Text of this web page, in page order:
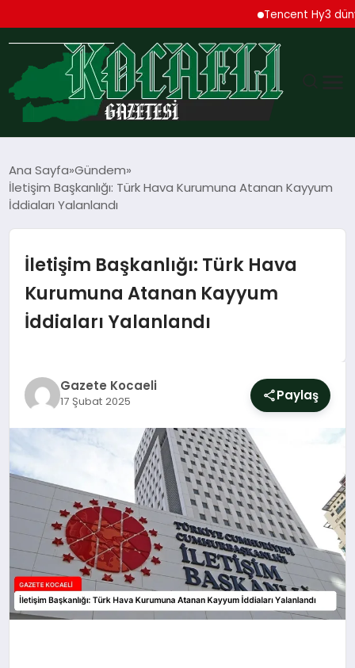
Tencent Hy3 dünya
TEKNOLOJI
MAGAZIN
YAŞAM
SAĞLIK
EĞITIM
Ana Sayfa Gündem
İletişim Başkanlığı: Türk Hava Kurumuna Atanan Kayyum
İddiaları Yalanlandı
İletişim Başkanlığı: Türk Hava
Kurumuna Atanan Kayyum
İddiaları Yalanlandı
Gazete Kocaeli
17 Şubat 2025 Paylaş